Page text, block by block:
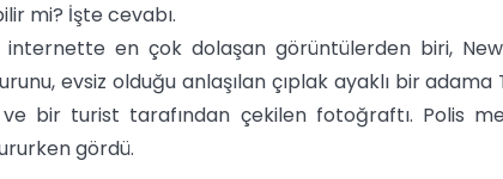
mi? İşte cevabı.
internette en çok dolaşan görüntülerden biri,
evsiz olduğu anlaşılan çıplak ayaklı bir adama
bir turist tarafından çekilen fotoğraftı. Polis
gördü.